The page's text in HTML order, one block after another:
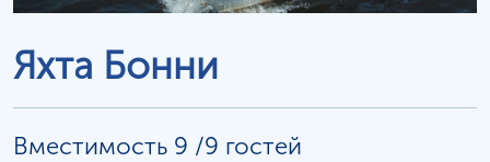
Яхта Бонни
Вместимость 9 /9 гостей